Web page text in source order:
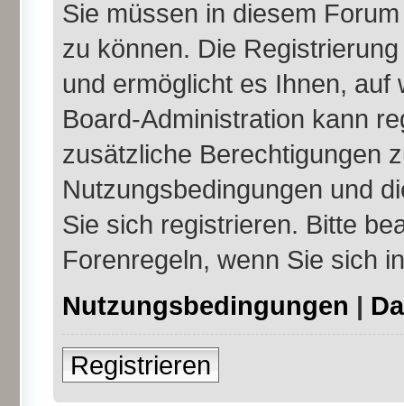
Sie müssen in diesem
zu können. Die
und ermöglicht es Ihnen,
Board-Administration kann
zusätzliche Berechtigungen
Nutzungsbedingungen und
Sie sich registrieren. Bitte
Forenregeln, wenn Sie sich
Nutzungsbedingungen |
Registrieren